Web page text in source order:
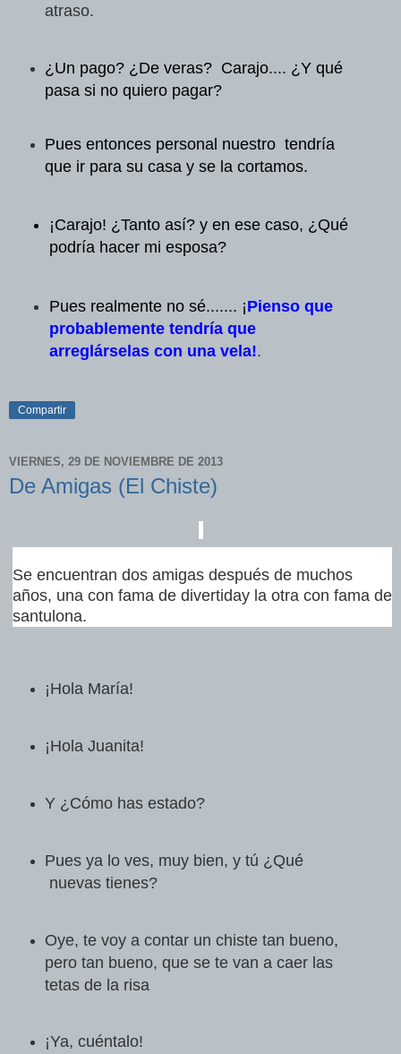
atraso.
¿Un pago? ¿De veras? Carajo.... ¿Y qué
pasa si no quiero pagar?
Pues entonces personal nuestro tendría
que ir para su casa y se la cortamos.
¡Carajo! ¿Tanto así? y en ese caso, ¿Qué
podría hacer mi esposa?
Pues realmente no sé....... ¡Pienso que
probablemente tendría que
arreglárselas con una vela!.
Compartir
VIERNES, 29 DE NOVIEMBRE DE 2013
De Amigas (El Chiste)
Se encuentran dos amigas después de muchos
años, una con fama de divertiday la otra con fama de
santulona.
¡Hola María!
¡Hola Juanita!
Y ¿Cómo has estado?
Pues ya lo ves, muy bien, y tú ¿Qué
nuevas tienes?
Oye, te voy a contar un chiste tan bueno,
pero tan bueno, que se te van a caer las
tetas de la risa
¡Ya, cuéntalo!